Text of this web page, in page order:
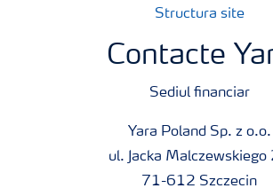
Structura site
Contacte
Sediul financiar
Yara Poland Sp. z o.o.
ul. Jacka Malczewskiego
71-612 Szczecin